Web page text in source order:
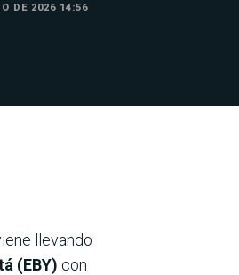
DE 2026 14:56
llevando
(EBY) con